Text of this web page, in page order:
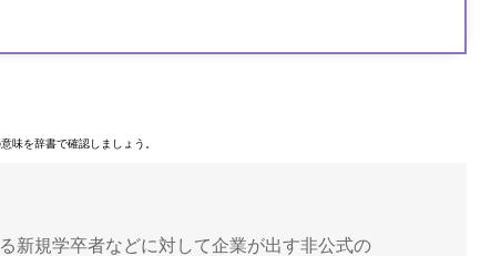
味を辞書で確認しましょう。
新規学卒者などに対して企業が出す非公式の